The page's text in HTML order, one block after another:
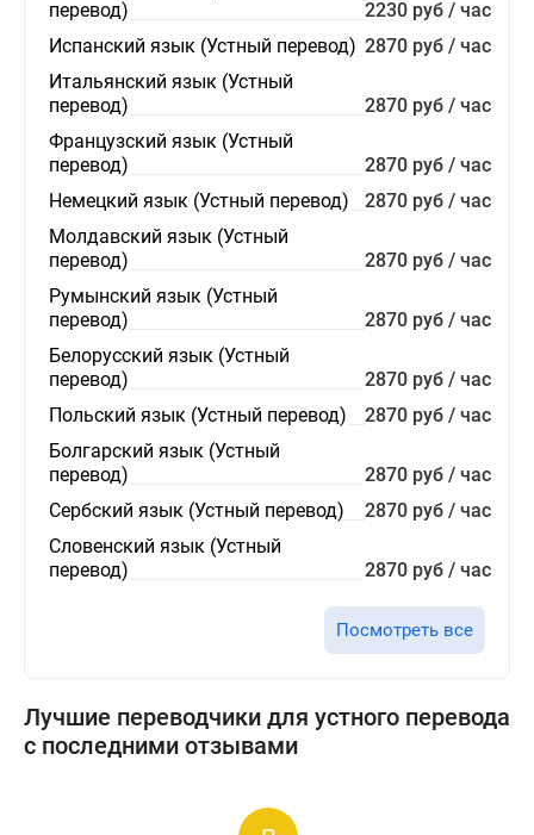
перевод)
2230 руб / час
Испанский язык (Устный перевод) 2870 руб / час
Итальянский язык (Устный
перевод)
2870 руб / час
Французский язык (Устный
перевод)
2870 руб / час
Немецкий язык (Устный перевод)
2870 руб / час
Молдавский язык (Устный
перевод)
2870 руб / час
Румынский язык (Устный
перевод)
2870 руб / час
Белорусский язык (Устный
перевод)
2870 руб / час
Польский язык (Устный перевод)
2870 руб / час
Болгарский язык (Устный
перевод)
2870 руб / час
Сербский язык (Устный перевод)
2870 руб / час
Словенский язык (Устный
перевод)
2870 руб / час
Посмотреть все
Лучшие переводчики для устного перевода
с последними отзывами